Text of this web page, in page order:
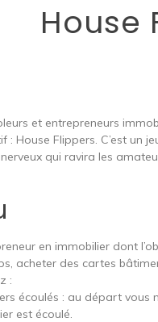
House
et entrepreneurs
: House Flippers. C’est un
qui ravira les
en immobilier dont
acheter des cartes
:
écoulés : au départ vous
est écoulé.